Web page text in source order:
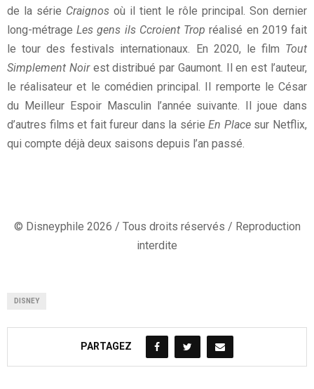
de la série Craignos où il tient le rôle principal. Son dernier
long-métrageLes gens ils Ccroient Trop réalisé en 2019 fait
le tour des festivals internationaux. En 2020, le film Tout
Simplement Noirest distribué par Gaumont. Il en est l’auteur,
le réalisateur et le comédien principal. Il remporte le César
du Meilleur Espoir Masculin l’année suivante. Il joue dans
d’autres films et fait fureur dans la sérieEn Placesur Netflix,
qui compte déjà deux saisons depuis l’an passé.
© Disneyphile 2026 / Tous droits réservés / Reproduction
interdite
DISNEY
PARTAGEZ